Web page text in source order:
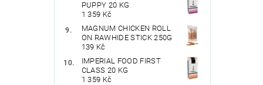
PUPPY 20 KG
1 359 Kč
MAGNUM CHICKEN ROLL
ON RAWHIDE STICK 250G
139 Kč
IMPERIAL FOOD FIRST
CLASS 20 KG
1 359 Kč